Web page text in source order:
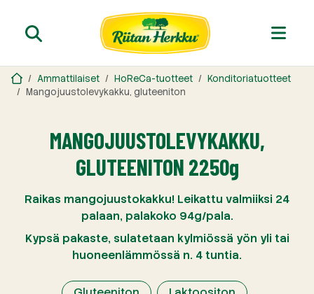
Ammattilaiset HoReCa-tuotteet
Konditoriatuotteet
Mangojuusto­levykakku, gluteeniton
MANGOJUUSTO­LEVYKAKKU,
GLUTEENITON 2250g
Raikas mangojuustokakku! Leikattu valmiiksi 24
palaan, palakoko 94g/pala.
Kypsä pakaste, sulatetaan kylmiössä yön yli tai
huoneenlämmössä n. 4 tuntia.